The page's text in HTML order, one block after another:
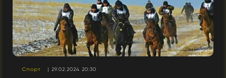
Спорт | 29.02.2024 20:30